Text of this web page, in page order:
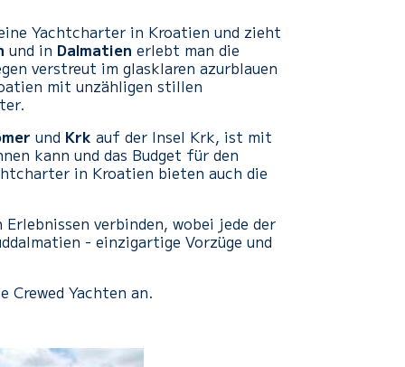
Yachtcharter in Kroatien und zieht
und in Dalmatien erlebt man die
verstreut im glasklaren azurblauen
mit unzähligen stillen
und Krk auf der Insel Krk, ist mit
kann und das Budget für den
in Kroatien bieten auch die
verbinden, wobei jede der
- einzigartige Vorzüge und
Crewed Yachten an.